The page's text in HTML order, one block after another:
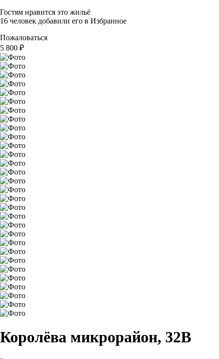
Гостям нравится это жильё
16 человек добавили его в Избранное
Пожаловаться
5 800 ₽
Королёва микрорайон, 32В